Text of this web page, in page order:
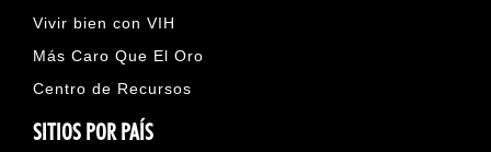
Vivir bien con VIH
Más Caro Que El Oro
Centro de Recursos
SITIOS POR PAÍS